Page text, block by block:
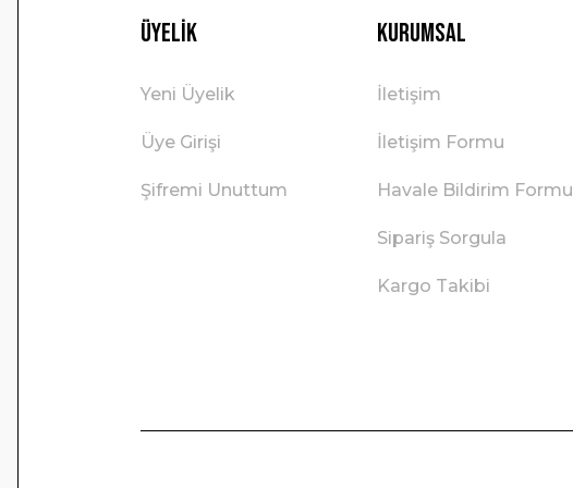
Üyelik
Yeni Üyelik
Üye Girişi
Şifremi Unuttum
Kurumsal
İletişim
İletişim Formu
Havale Bildirim Formu
Sipariş Sorgula
Kargo Takibi